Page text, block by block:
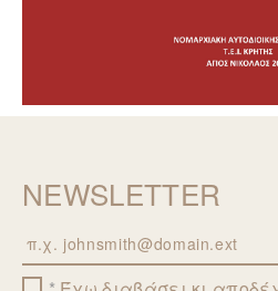
NEWSLETTER
Email